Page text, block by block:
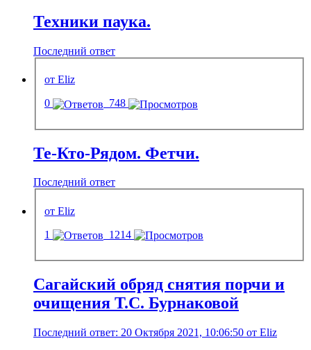
Техники паука.
Последний ответ
от Eliz
0
748
Те-Кто-Рядом. Фетчи.
Последний ответ
от Eliz
1
1214
Сагайский обряд снятия порчи и
очищения Т.С. Бурнаковой
Последний ответ: 20 Октября 2021, 10:06:50 от Eliz